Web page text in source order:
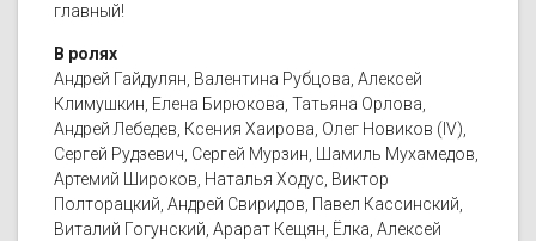
главный!
В ролях
Андрей Гайдулян, Валентина Рубцова, Алексей
Климушкин, Елена Бирюкова, Татьяна Орлова,
Андрей Лебедев, Ксения Хаирова, Олег Новиков (IV),
Сергей Рудзевич, Сергей Мурзин, Шамиль Мухамедов,
Артемий Широков, Наталья Ходус, Виктор
Полторацкий, Андрей Свиридов, Павел Кассинский,
Виталий Гогунский, Арарат Кещян, Ёлка, Алексей